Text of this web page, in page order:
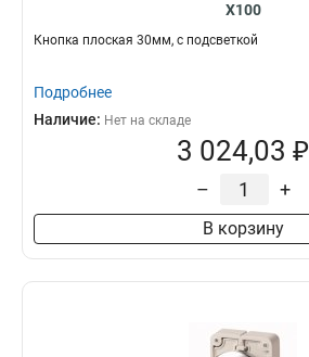
X100
Кнопка плоская 30мм, с подсветкой
Подробнее
Наличие: Нет на складе
3 024,03 ₽
– +
В корзину